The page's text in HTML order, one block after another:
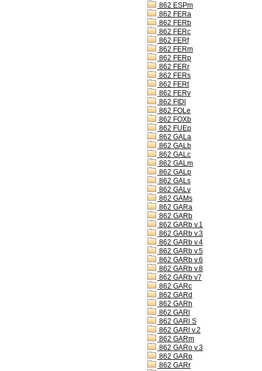
862 ESPm
862 FERa
862 FERb
862 FERc
862 FERf
862 FERm
862 FERp
862 FERr
862 FERs
862 FERt
862 FERv
862 FIDl
862 FOLe
862 FOXb
862 FUEp
862 GALa
862 GALb
862 GALc
862 GALm
862 GALp
862 GALs
862 GALv
862 GAMs
862 GARa
862 GARb
862 GARb v.1
862 GARb v.3
862 GARb v.4
862 GARb v.5
862 GARb v.6
862 GARb v.8
862 GARb v7
862 GARc
862 GARd
862 GARh
862 GARl
862 GARl S
862 GARl v.2
862 GARm
862 GARo v.3
862 GARp
862 GARr